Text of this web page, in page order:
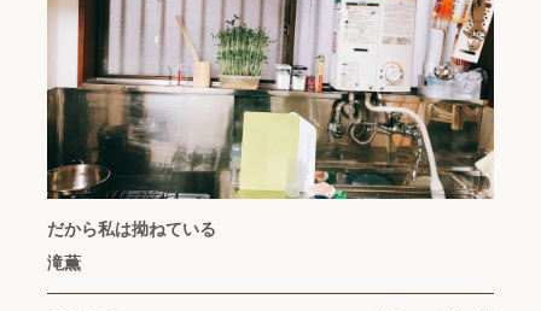
だから私は拗ねている
滝薫